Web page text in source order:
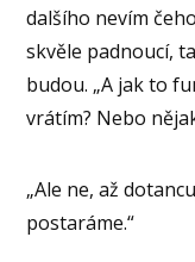
dalšího nevím
skvěle padnoucí,
budou. „A jak to
vrátím? Nebo
„Ale ne, až
postaráme.“